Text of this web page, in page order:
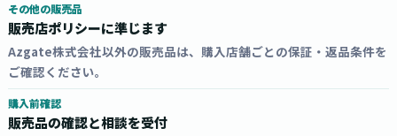
その他の販売品
販売店ポリシーに準じます
Azgate株式会社以外の販売品は、購入店舗ごとの保証・返品条件を
ご確認ください。
購入前確認
販売品の確認と相談を受付